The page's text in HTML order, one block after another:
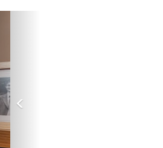
<